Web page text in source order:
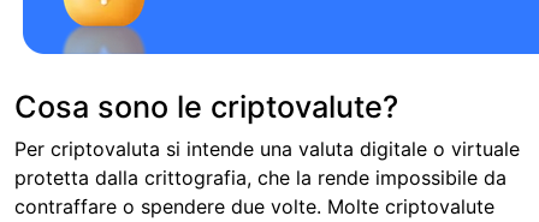
Cosa sono le criptovalute?
Per criptovaluta si intende una valuta digitale o virtuale
protetta dalla crittografia, che la rende impossibile da
contraffare o spendere due volte. Molte criptovalute